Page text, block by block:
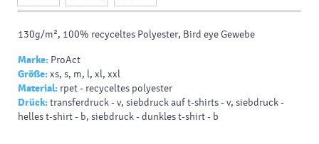
130g/m², 100% recyceltes Polyester, Bird eye Gewebe
Marke: ProAct
Größe:xs, s, m, l, xl, xxl
Material: rpet - recyceltes polyester
Drück:transferdruck - v, siebdruck auf t-shirts - v, siebdruck -
helles t-shirt - b, siebdruck - dunkles t-shirt - b